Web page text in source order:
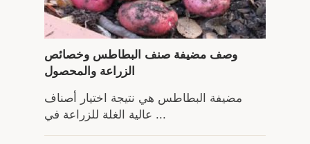
وصف مضيفة صنف البطاطس وخصائص
الزراعة والمحصول
مضيفة البطاطس هي نتيجة اختيار أصناف
عالية الغلة للزراعة في ...